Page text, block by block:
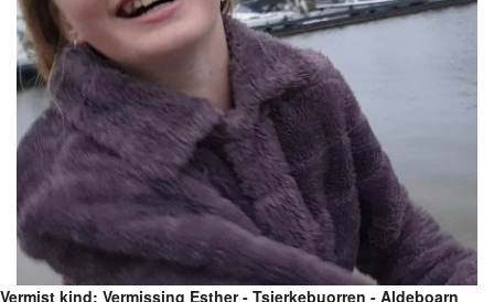
Vermist kind: Vermissing Esther - Tsjerkebuorren - Aldeboarn